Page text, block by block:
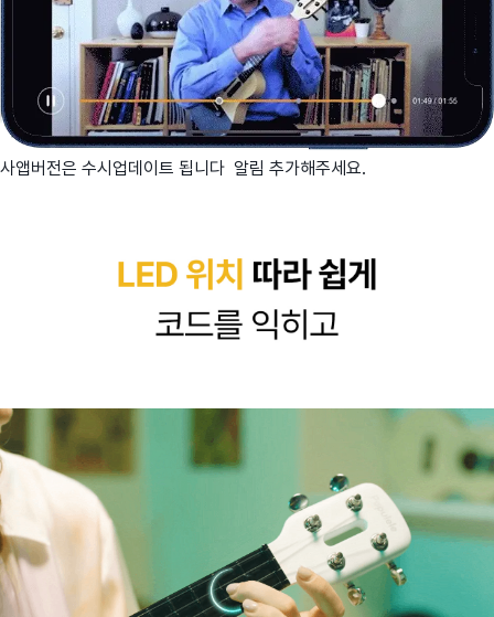
사앱버전은 수시업데이트 됩니다 알림 추가해주세요.